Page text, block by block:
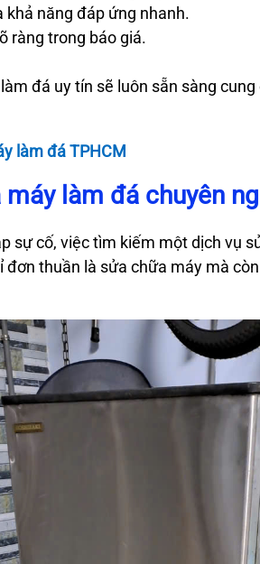
khả năng đáp ứng nhanh.
ràng trong báo giá.
đá uy tín sẽ luôn sẵn sàng
làm đá TPHCM
máy làm đá chuyên
sự cố, việc tìm kiếm một dịch vụ
đơn thuần là sửa chữa máy mà